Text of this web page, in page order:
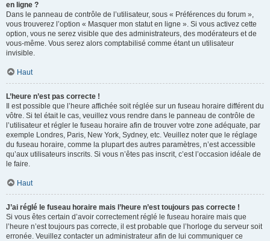
en ligne ?
Dans le panneau de contrôle de l’utilisateur, sous « Préférences du forum »,
vous trouverez l’option « Masquer mon statut en ligne ». Si vous activez cette
option, vous ne serez visible que des administrateurs, des modérateurs et de
vous-même. Vous serez alors comptabilisé comme étant un utilisateur
invisible.
Haut
L’heure n’est pas correcte !
Il est possible que l’heure affichée soit réglée sur un fuseau horaire différent du
vôtre. Si tel était le cas, veuillez vous rendre dans le panneau de contrôle de
l’utilisateur et régler le fuseau horaire afin de trouver votre zone adéquate, par
exemple Londres, Paris, New York, Sydney, etc. Veuillez noter que le réglage
du fuseau horaire, comme la plupart des autres paramètres, n’est accessible
qu’aux utilisateurs inscrits. Si vous n’êtes pas inscrit, c’est l’occasion idéale de
le faire.
Haut
J’ai réglé le fuseau horaire mais l’heure n’est toujours pas correcte !
Si vous êtes certain d’avoir correctement réglé le fuseau horaire mais que
l’heure n’est toujours pas correcte, il est probable que l’horloge du serveur soit
erronée. Veuillez contacter un administrateur afin de lui communiquer ce